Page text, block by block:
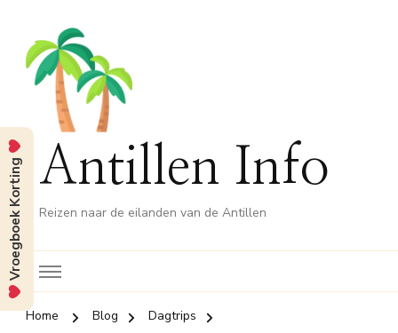
Antillen Info
Reizen naar de eilanden van de Antillen
Home Blog
Dagtrips
Vroegboek Korting